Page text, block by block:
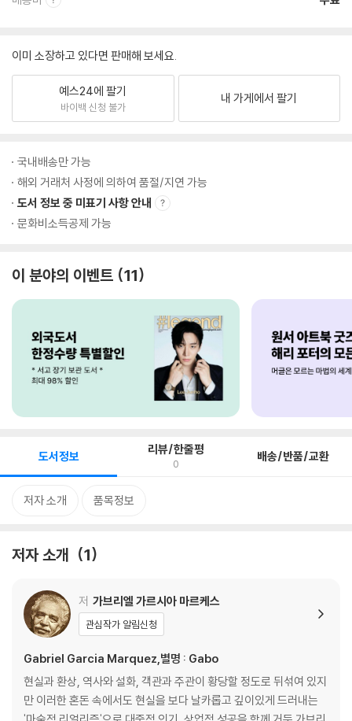
이미 소장하고 있다면 판매해 보세요.
예스24에 팔기
바이백 신청 불가
내 가게에서 팔기
국내배송만 가능
해외 거래처 사정에 의하여 품절/지연 가능
도서 정보 중 미표기 사항 안내
문화비소득공제 가능
이 분야의 이벤트 11
도서정보 리뷰/한줄평
0 배송/반품/교환
저자 소개 품목정보
저자 소개 1
저 가브리엘 가르시아 마르케스
관심작가 알림신청
Gabriel Garcia Marquez,별명 : Gabo
현실과 환상, 역사와 설화, 객관과 주관이 황당할 정도로 뒤섞여 있지
만 이러한 혼돈 속에서도 현실을 보다 날카롭고 깊이있게 드러내는